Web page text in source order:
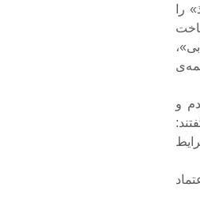
را
۳۴ میلیونی مردم و
شرایط